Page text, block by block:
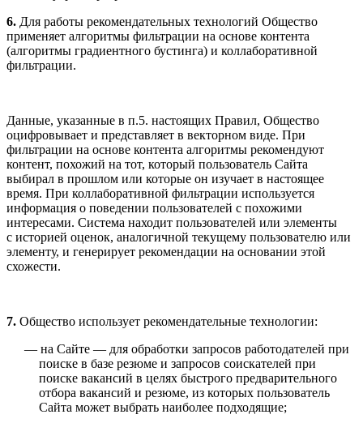
6. Для работы рекомендательных технологий Общество
применяет алгоритмы фильтрации на основе контента
(алгоритмы градиентного бустинга) и коллаборативной
фильтрации.
Данные, указанные в п.5. настоящих Правил, Общество
оцифровывает и представляет в векторном виде. При
фильтрации на основе контента алгоритмы рекомендуют
контент, похожий на тот, который пользователь Сайта
выбирал в прошлом или которые он изучает в настоящее
время. При коллаборативной фильтрации используется
информация о поведении пользователей с похожими
интересами. Система находит пользователей или элементы
с историей оценок, аналогичной текущему пользователю или
элементу, и генерирует рекомендации на основании этой
схожести.
7. Общество использует рекомендательные технологии:
на Сайте — для обработки запросов работодателей при
поиске в базе резюме и запросов соискателей при
поиске вакансий в целях быстрого предварительного
отбора вакансий и резюме, из которых пользователь
Сайта может выбрать наиболее подходящие;